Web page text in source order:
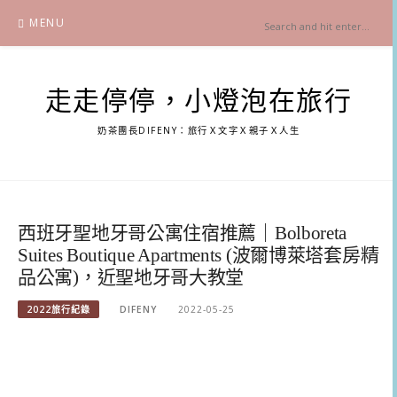
content
MENU
走走停停，小燈泡在旅行
奶茶團長DIFENY：旅行Ｘ文字Ｘ親子Ｘ人生
西班牙聖地牙哥公寓住宿推薦｜Bolboreta
Suites Boutique Apartments (波爾博萊塔套房精
品公寓)，近聖地牙哥大教堂
2022旅行紀錄 DIFENY 2022-05-25